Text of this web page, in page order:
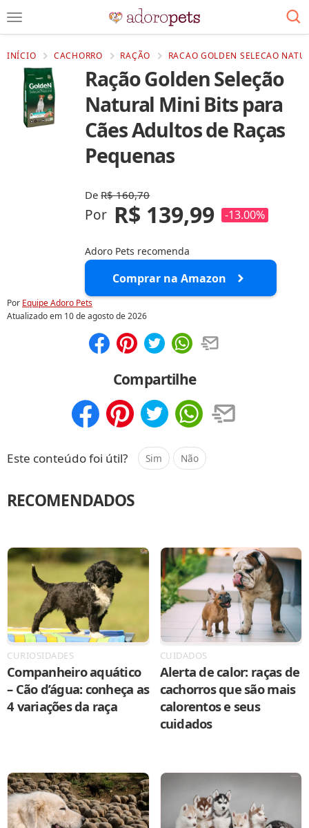
INÍCIO CACHORRO RAÇÃO RACAO GOLDEN SELECAO
Ração Golden Seleção
Natural Mini Bits para
Cães Adultos de Raças
Pequenas
DeR$ 160,70
Por R$ 139,99 -13.00%
Adoro Pets recomenda
Comprar na Amazon
Por Equipe Adoro Pets
Atualizado em 10 de agosto de 2026
Compartilhe
Este conteúdo foi útil? Sim Não
RECOMENDADOS
CURIOSIDADES
Companheiro aquático
– Cão d’água: conheça as
4 variações da raça
CUIDADOS
Alerta de calor: raças de
cachorros que são mais
calorentos e seus
cuidados